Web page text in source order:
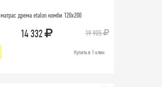
матрас дрема etalon комби 120х200
14 332 19 905
Купить в 1 клик